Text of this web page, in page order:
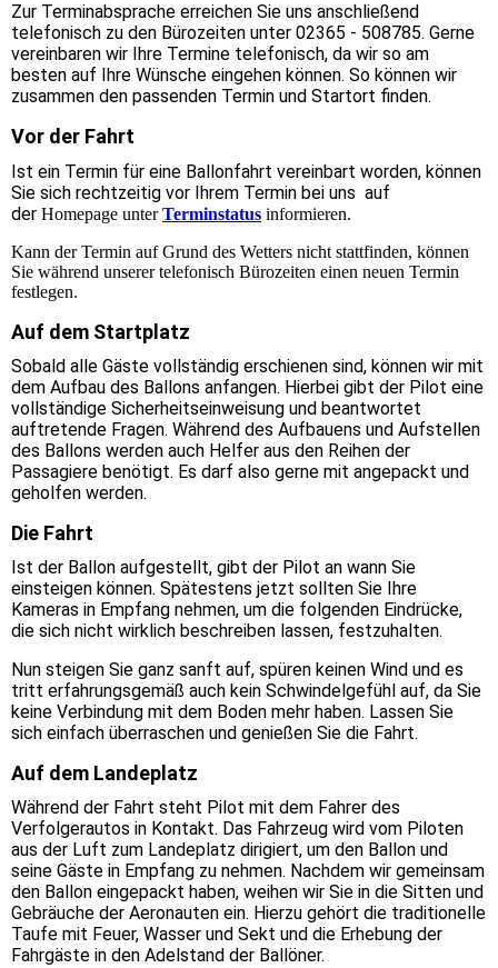
Zur Terminabsprache erreichen Sie uns anschließend
telefonisch zu den Bürozeiten unter 02365 - 508785. Gerne
vereinbaren wir Ihre Termine telefonisch, da wir so am
besten auf Ihre Wünsche eingehen können. So können wir
zusammen den passenden Termin und Startort finden.
Vor der Fahrt
Ist ein Termin für eine Ballonfahrt vereinbart worden, können
Sie sich rechtzeitig vor Ihrem Termin bei uns auf
der Homepage unterTerminstatus informieren.
Kann der Termin auf Grund des Wetters nicht stattfinden, können
Sie während unserer telefonisch Bürozeiten einen neuen Termin
festlegen.
Auf dem Startplatz
Sobald alle Gäste vollständig erschienen sind, können wir mit
dem Aufbau des Ballons anfangen. Hierbei gibt der Pilot eine
vollständige Sicherheitseinweisung und beantwortet
auftretende Fragen. Während des Aufbauens und Aufstellen
des Ballons werden auch Helfer aus den Reihen der
Passagiere benötigt. Es darf also gerne mit angepackt und
geholfen werden.
Die Fahrt
Ist der Ballon aufgestellt, gibt der Pilot an wann Sie
einsteigen können. Spätestens jetzt sollten Sie Ihre
Kameras in Empfang nehmen, um die folgenden Eindrücke,
die sich nicht wirklich beschreiben lassen, festzuhalten.
Nun steigen Sie ganz sanft auf, spüren keinen Wind und es
tritt erfahrungsgemäß auch kein Schwindelgefühl auf, da Sie
keine Verbindung mit dem Boden mehr haben. Lassen Sie
sich einfach überraschen und genießen Sie die Fahrt.
Auf dem Landeplatz
Während der Fahrt steht Pilot mit dem Fahrer des
Verfolgerautos in Kontakt. Das Fahrzeug wird vom Piloten
aus der Luft zum Landeplatz dirigiert, um den Ballon und
seine Gäste in Empfang zu nehmen. Nachdem wir gemeinsam
den Ballon eingepackt haben, weihen wir Sie in die Sitten und
Gebräuche der Aeronauten ein. Hierzu gehört die traditionelle
Taufe mit Feuer, Wasser und Sekt und die Erhebung der
Fahrgäste in den Adelstand der Ballöner.